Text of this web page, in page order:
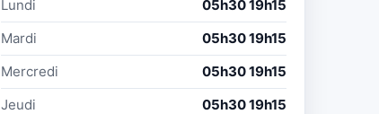
Lundi
05h30 19h15
Mardi
05h30 19h15
Mercredi
05h30 19h15
Jeudi
05h30 19h15